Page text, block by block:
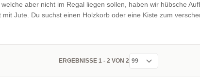
aber nicht im Regal liegen sollen, haben wir hübsche
Jute. Du suchst einen Holzkorb oder eine Kiste zum
ERGEBNISSE 1 - 2 VON 2